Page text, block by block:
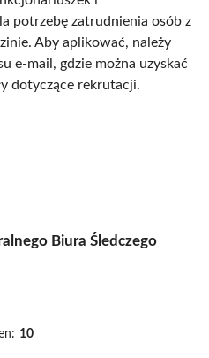
potrzebę zatrudnienia osób z
Aby aplikować, należy
e-mail, gdzie można uzyskać
dotyczące rekrutacji.
Biura Śledczego
10